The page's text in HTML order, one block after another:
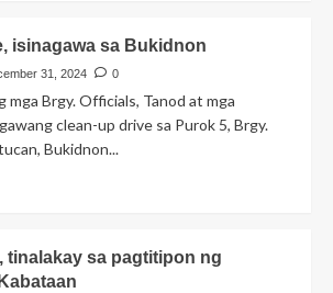
isinagawa sa Bukidnon
31, 2024 0
mga Brgy. Officials, Tanod at mga
clean-up drive sa Purok 5, Brgy.
Bukidnon...
tinalakay sa pagtitipon ng